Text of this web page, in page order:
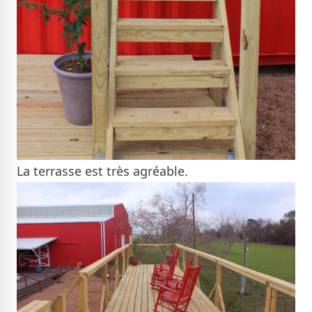
La terrasse est très agréable.